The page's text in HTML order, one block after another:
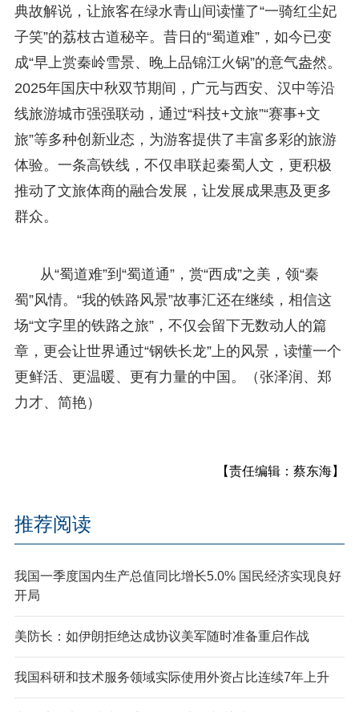
典故解说，让旅客在绿水青山间读懂了“一骑红尘妃
子笑”的荔枝古道秘辛。昔日的“蜀道难”，如今已变
成“早上赏秦岭雪景、晚上品锦江火锅”的意气盎然。
2025年国庆中秋双节期间，广元与西安、汉中等沿
线旅游城市强强联动，通过“科技+文旅”“赛事+文
旅”等多种创新业态，为游客提供了丰富多彩的旅游
体验。一条高铁线，不仅串联起秦蜀人文，更积极
推动了文旅体商的融合发展，让发展成果惠及更多
群众。
从“蜀道难”到“蜀道通”，赏“西成”之美，领“秦
蜀”风情。“我的铁路风景”故事汇还在继续，相信这
场“文字里的铁路之旅”，不仅会留下无数动人的篇
章，更会让世界通过“钢铁长龙”上的风景，读懂一个
更鲜活、更温暖、更有力量的中国。（张泽润、郑
力才、简艳）
【责任编辑：蔡东海】
推荐阅读
我国一季度国内生产总值同比增长5.0% 国民经济实现良好
开局
美防长：如伊朗拒绝达成协议美军随时准备重启作战
我国科研和技术服务领域实际使用外资占比连续7年上升